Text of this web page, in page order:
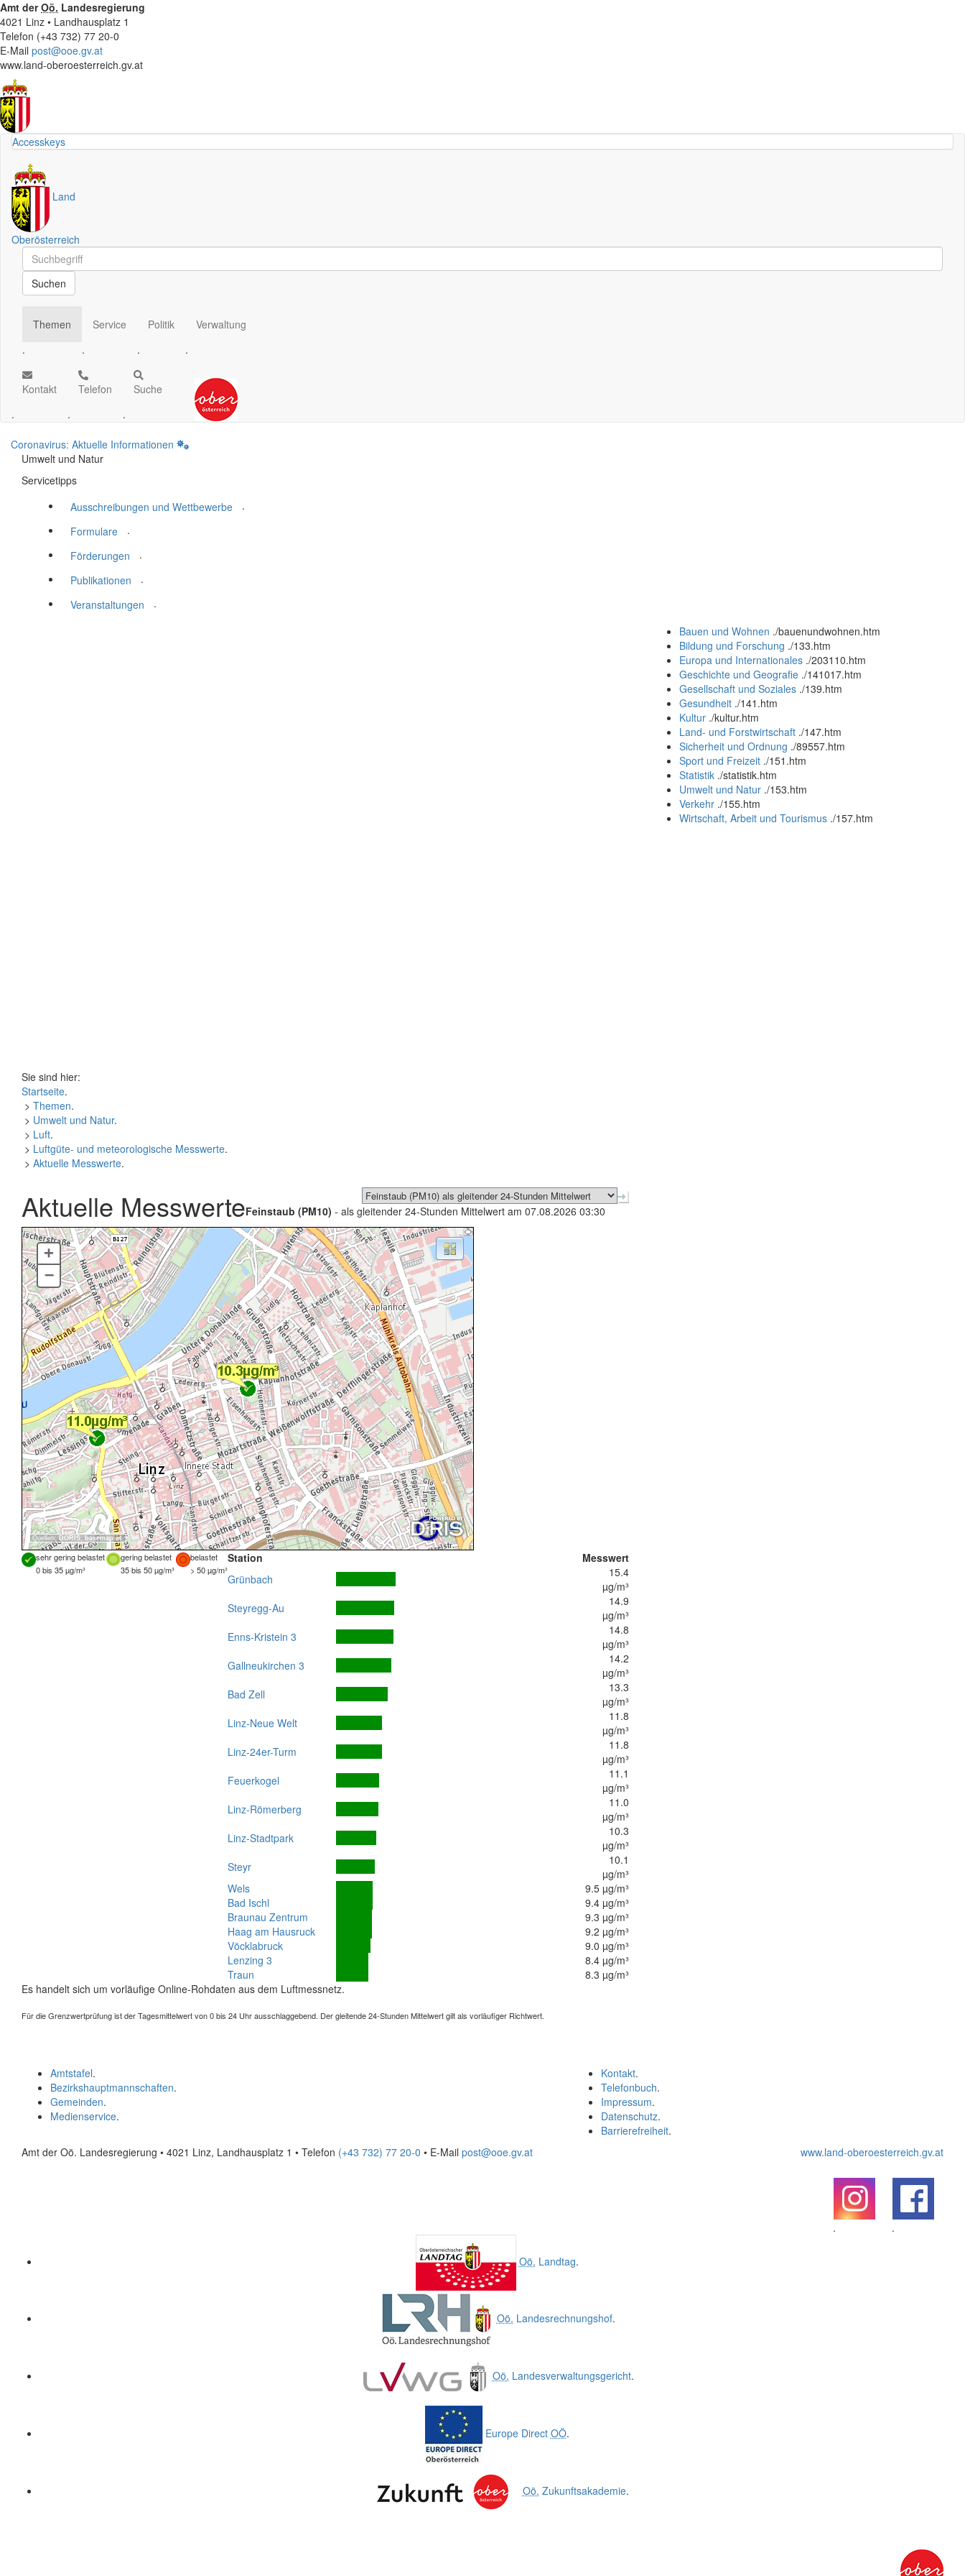
Amt derOö. Landesregierung
4021 Linz • Landhausplatz 1
Telefon (+43 732) 77 20-0
E-Mail post@ooe.gv.at
www.land-oberoesterreich.gv.at
Accesskeys
Land
Oberösterreich
Schnellsuche
Schnellsuche
Suchen
Themen
.
Service
.
Politik
.
Verwaltung
.
Kontakt
.
Telefon
.
Suche
.
Coronavirus: Aktuelle Informationen
Umwelt und Natur
Servicetipps
Ausschreibungen und Wettbewerbe
.
Formulare
.
Förderungen
.
Publikationen
.
Veranstaltungen
.
Bauen und Wohnen ./bauenundwohnen.htm
Bildung und Forschung ./133.htm
Europa und Internationales ./203110.htm
Geschichte und Geografie ./141017.htm
Gesellschaft und Soziales ./139.htm
Gesundheit ./141.htm
Kultur ./kultur.htm
Land- und Forstwirtschaft ./147.htm
Sicherheit und Ordnung ./89557.htm
Sport und Freizeit ./151.htm
Statistik ./statistik.htm
Umwelt und Natur ./153.htm
Verkehr ./155.htm
Wirtschaft, Arbeit und Tourismus ./157.htm
Sie sind hier:
Startseite.
> Themen.
> Umwelt und Natur.
> Luft.
> Luftgüte- und meteorologische Messwerte.
> Aktuelle Messwerte.
Aktuelle MesswerteFeinstaub (PM10) - als gleitender 24-Stunden Mittelwert am 07.08.2026 03:30
Quellen:DORIS, basemap.at
+
–
sehr gering belastet gering belastet
belastet
0 bis 35 µg/m³
35 bis 50 µg/m³ > 50 µg/m³
Station
Messwert
Grünbach
15.4
µg/m³
Steyregg-Au
14.9
µg/m³
Enns-Kristein 3
14.8
µg/m³
Gallneukirchen 3
14.2
µg/m³
Bad Zell
13.3
µg/m³
Linz-Neue Welt
11.8
µg/m³
Linz-24er-Turm
11.8
µg/m³
Feuerkogel
11.1
µg/m³
Linz-Römerberg
11.0
µg/m³
Linz-Stadtpark
10.3
µg/m³
Steyr
10.1
µg/m³
Wels
9.5 µg/m³
Bad Ischl
9.4 µg/m³
Braunau Zentrum
9.3 µg/m³
Haag am Hausruck
9.2 µg/m³
Vöcklabruck
9.0 µg/m³
Lenzing 3
8.4 µg/m³
Traun
8.3 µg/m³
Es handelt sich um vorläufige Online-Rohdaten aus dem Luftmessnetz.
Für die Grenzwertprüfung ist der Tagesmittelwert von 0 bis 24 Uhr ausschlaggebend. Der gleitende 24-Stunden Mittelwert gilt als vorläufiger Richtwert.
Kontakt.
Telefonbuch.
Impressum.
Datenschutz.
Barrierefreiheit.
Amtstafel.
Bezirkshauptmannschaften.
Gemeinden.
Medienservice.
Amt der Oö. Landesregierung • 4021 Linz, Landhausplatz 1 • Telefon (+43 732) 77 20-0 • E-Mail post@ooe.gv.at www.land-oberoesterreich.gv.at
.
.
Oö. Landtag.
Oö. Landesrechnungshof.
Oö. Landesverwaltungsgericht.
Europe Direct OÖ.
Oö. Zukunftsakademie.